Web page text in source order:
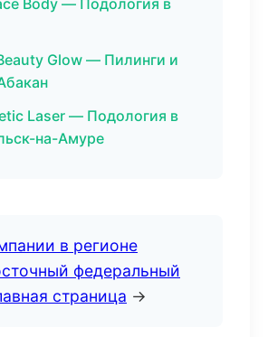
Body — Подология в
Glow — Пилинги и
Laser — Подология в
на-Амуре
в регионе
федеральный
страница →